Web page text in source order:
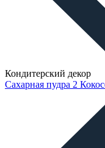
Кондитерский декор
Сахарная пудра 2